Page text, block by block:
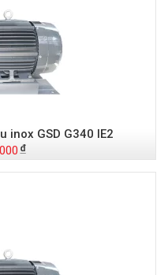
inox GSD G340 IE2